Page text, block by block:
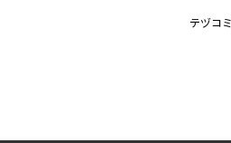
テヅコ